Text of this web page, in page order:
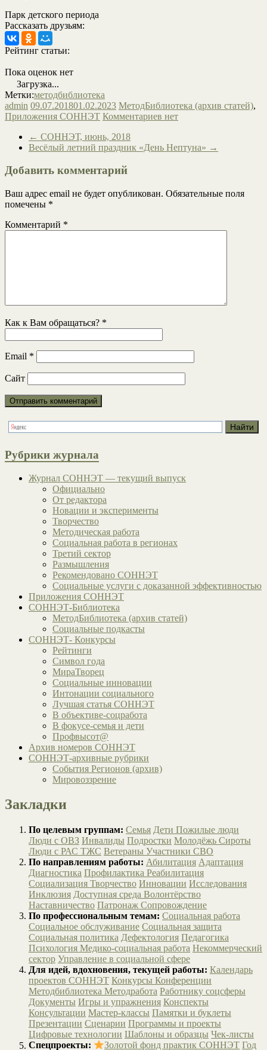
Парк детского периода
Рассказать друзьям:
Рейтинг статьи:
Пока оценок нет
Загрузка...
Метки:методбиблиотека
admin 09.07.201801.02.2023 МетодБиблиотека (архив статей),
Приложения СОННЭТ Комментариев нет
← СОННЭТ, июнь, 2018
Весёлый летний праздник «День Нептуна» →
Добавить комментарий
Ваш адрес email не будет опубликован. Обязательные поля
помечены *
Комментарий *
Как к Вам обращаться? *
Email *
Сайт
Рубрики журнала
Журнал СОННЭТ — текущий выпуск
Официально
От редактора
Новации и эксперименты
Творчество
Методическая работа
Социальная работа в регионах
Третий сектор
Размышления
Рекомендовано СОННЭТ
Социальные услуги с доказанной эффективностью
Приложения СОННЭТ
СОННЭТ-Библиотека
МетодБиблиотека (архив статей)
Социальные подкасты
СОННЭТ- Конкурсы
Рейтинги
Символ года
МираТворец
Социальные инновации
Интонации социального
Лучшая статья СОННЭТ
В объективе-соцработа
В фокусе-семья и дети
Профвысот@
Архив номеров СОННЭТ
СОННЭТ-архивные рубрики
События Регионов (архив)
Мировоззрение
Закладки
По целевым группам: Семья Дети Пожилые люди
Люди с ОВЗ Инвалиды Подростки Молодёжь Сироты
Люди с РАС ТЖС Ветераны Участники СВО
По направлениям работы: Абилитация Адаптация
Диагностика Профилактика Реабилитация
Социализация Творчество Инновации Исследования
Инклюзия Доступная среда Волонтёрство
Наставничество Патронаж Сопровождение
По профессиональным темам: Социальная работа
Социальное обслуживание Социальная защита
Социальная политика Дефектология Педагогика
Психология Медико-социальная работа Некоммерческий
сектор Управление в социальной сфере
Для идей, вдохновения, текущей работы: Календарь
проектов СОННЭТ Конкурсы Конференции
Методбиблиотека Методработа Работнику соцсферы
Документы Игры и упражнения Конспекты
Консультации Мастер-классы Памятки и буклеты
Презентации Сценарии Программы и проекты
Цифровые технологии Шаблоны и образцы Чек-листы
Спецпроекты:
Золотой фонд практик СОННЭТ Год